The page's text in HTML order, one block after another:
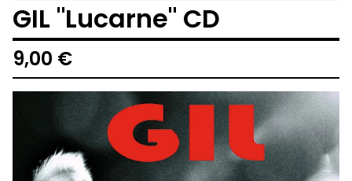
GIL "Lucarne" CD
9,00 €